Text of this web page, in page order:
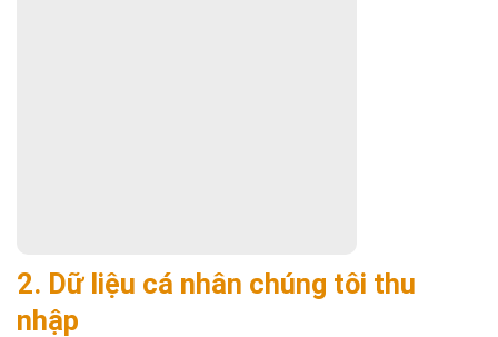
2. Dữ liệu cá nhân chúng tôi thu
nhập